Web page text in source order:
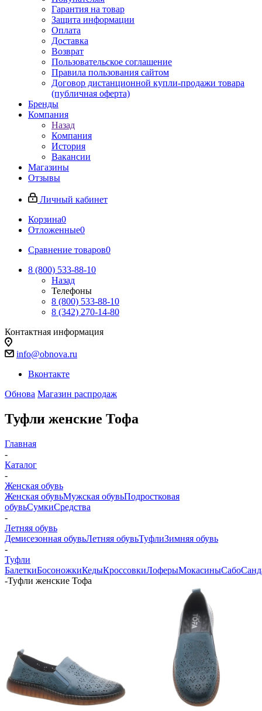
Гарантия на товар
Защита информации
Оплата
Доставка
Возврат
Пользовательское соглашение
Правила пользования сайтом
Договор дистанционной купли-продажи товара
(публичная оферта)
Бренды
Компания
Назад
Компания
История
Вакансии
Магазины
Отзывы
Личный кабинет
Корзина0
Отложенные0
Сравнение товаров0
8 (800) 533-88-10
Назад
Телефоны
8 (800) 533-88-10
8 (342) 270-14-80
Контактная информация
info@obnova.ru
Вконтакте
Обнова Магазин распродаж
Туфли женские Тофа
Главная
-
Каталог
-
Женская обувь
Женская обувьМужская обувьПодростковая
обувьСумкиСредства
-
Летняя обувь
Демисезонная обувьЛетняя обувьТуфлиЗимняя обувь
-
Туфли
БалеткиБосоножкиКедыКроссовкиЛоферыМокасиныСабо
-Туфли женские Тофа